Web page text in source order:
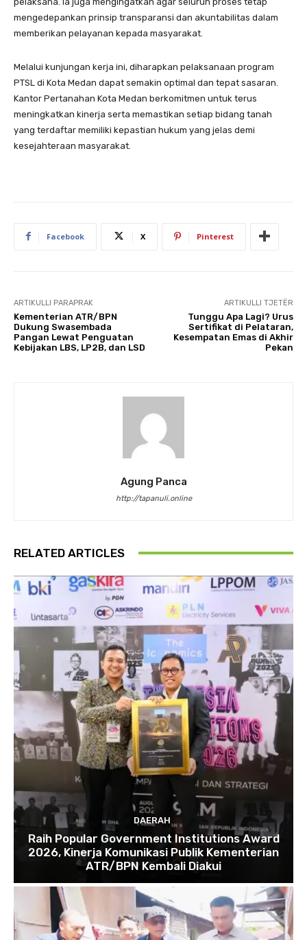
mengedepankan prinsip transparansi dan akuntabilitas dalam
memberikan pelayanan kepada masyarakat.
Melalui kunjungan kerja ini, diharapkan pelaksanaan program
PTSL di Kota Medan dapat semakin optimal dan tepat sasaran.
Kantor Pertanahan Kota Medan berkomitmen untuk terus
meningkatkan kinerja serta memastikan setiap bidang tanah
yang terdaftar memiliki kepastian hukum yang jelas demi
kesejahteraan masyarakat.
Facebook X Pinterest
ARTIKULLI PARAPRAK
Kementerian ATR/BPN
Dukung Swasembada
Pangan Lewat Penguatan
Kebijakan LBS, LP2B, dan LSD
ARTIKULLI TJETËR
Tunggu Apa Lagi? Urus
Sertifikat di Pelataran,
Kesempatan Emas di Akhir
Pekan
Agung Panca
http://tapanuli.online
RELATED ARTICLES
DAERAH
Raih Popular Government Institutions Award
2026, Kinerja Komunikasi Publik Kementerian
ATR/BPN Kembali Diakui